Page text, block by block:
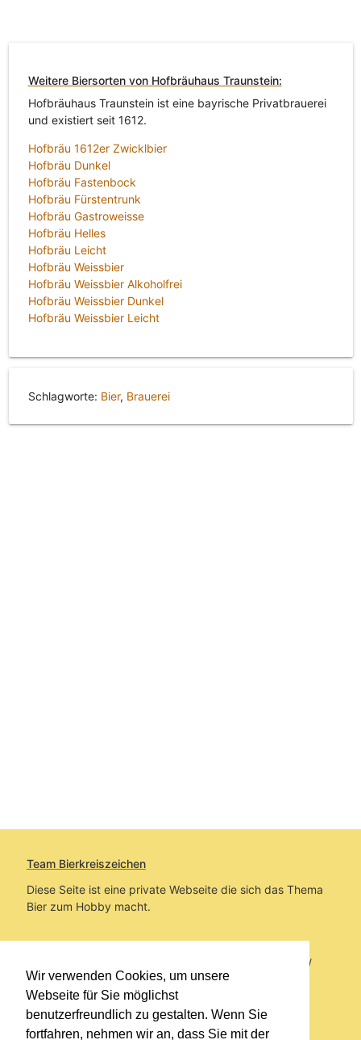
Wir verwenden Cookies, um unsere
Webseite für Sie möglichst
benutzerfreundlich zu gestalten. Wenn Sie
fortfahren, nehmen wir an, dass Sie mit der
Weitere Biersorten von Hofbräuhaus Traunstein:
Hofbräuhaus Traunstein ist eine bayrische Privatbrauerei
und existiert seit 1612.
Hofbräu 1612er Zwicklbier
Hofbräu Dunkel
Hofbräu Fastenbock
Hofbräu Fürstentrunk
Hofbräu Gastroweisse
Hofbräu Helles
Hofbräu Leicht
Hofbräu Weissbier
Hofbräu Weissbier Alkoholfrei
Hofbräu Weissbier Dunkel
Hofbräu Weissbier Leicht
Schlagworte: Bier, Brauerei
Team Bierkreiszeichen
Diese Seite ist eine private Webseite die sich das Thema
Bier zum Hobby macht.
Sie befinden sich auf https://www.bierkreiszeichen.at/
im Pfad:Übers Bier/Biersorten
Erstellt: 2013-11-28